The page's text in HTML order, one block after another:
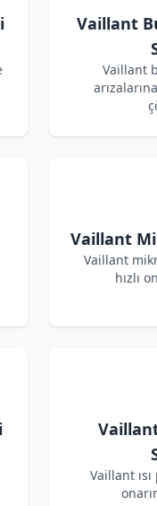
Vaillant
Vaillant
Vaillant
Vaillant
hızlı
Vaillant